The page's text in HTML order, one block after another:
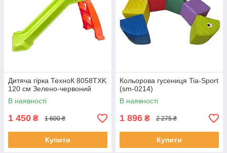
Дитяча гірка ТехноК 8058TXK
120 см Зелено-червоний
В наявності
1 450 ₴ 1 600 ₴
Купити
Кольорова гусениця Tia-Sport
(sm-0214)
В наявності
1 896 ₴ 2 275 ₴
Купити